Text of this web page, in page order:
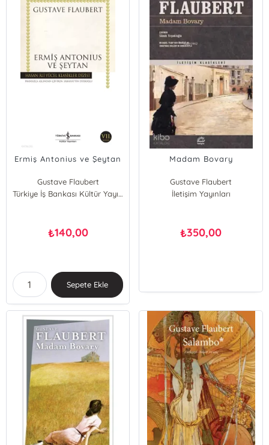
Ermiş Antonius ve Şeytan
Gustave Flaubert
Türkiye İş Bankası Kültür Yayınları
₺140,00
Sepete Ekle
Madam Bovary
Gustave Flaubert
İletişim Yayınları
₺350,00